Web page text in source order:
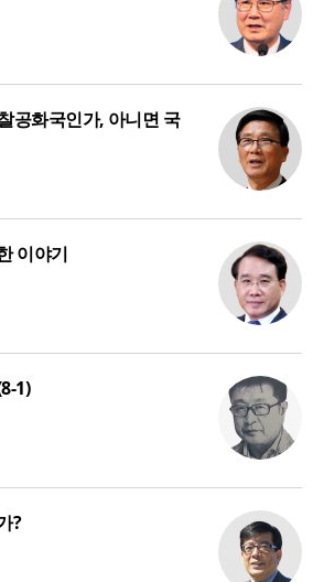
공화국인가, 아니면 국
이야기
1)
?